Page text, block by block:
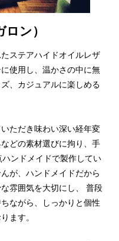
ン）
ステアハイドオイルレザ
使用し、温かさの中に無
、カジュアルに楽しめる
ただき味わい深い経年変
どの素材選びに拘り、手
ンドメイドで製作してい
が、ハンドメイドだから
雰囲気を大切にし、 普段
ながら、しっかりと個性
ます。